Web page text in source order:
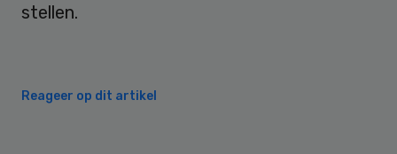
stellen.
Reageer op dit artikel